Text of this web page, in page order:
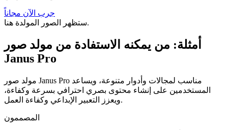
جرب الآن مجاناً
ستظهر الصور المولدة هنا.
أمثلة: من يمكنه الاستفادة من مولد صور
Janus Pro
مولد صور Janus Pro مناسب لمجالات وأدوار متنوعة، ويساعد
المستخدمين على إنشاء محتوى بصري احترافي بسرعة وكفاءة،
ويعزز التعبير الإبداعي وكفاءة العمل.
المصممون